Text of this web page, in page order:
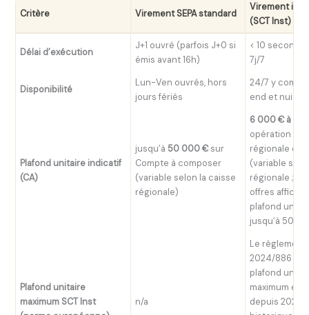
Critère Virement SEPA standard
Virement
(SCT Inst)
Délai d’exécution
J+1 ouvré (parfois J+0 si
émis avant 16h)
< 10
7j/7
Disponibilité
Lun-Ven ouvrés, hors
jours fériés
24/7 y
end et nuit
Plafond unitaire indicatif
(CA)
jusqu’à 50 000 € sur
Compte à composer
(variable selon la caisse
régionale)
6 000 € à 15
opération
régionale et
(variable
régionale ;
offres
plafond
jusqu’à 500
Plafond unitaire
maximum SCT Inst
n/a
Le règlement
2024/886 ne
plafond
maximum
depuis 2025